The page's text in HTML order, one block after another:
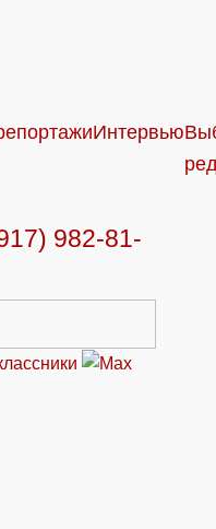
Интервью
982-81-